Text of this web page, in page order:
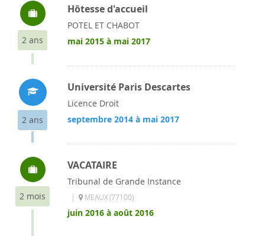
2 ans
Hôtesse d'accueil
POTEL ET CHABOT
mai 2015 à mai 2017
2 ans
Université Paris Descartes
Licence Droit
septembre 2014 à mai 2017
2 mois
VACATAIRE
Tribunal de Grande Instance
| MEAUX (77100)
juin 2016 à août 2016